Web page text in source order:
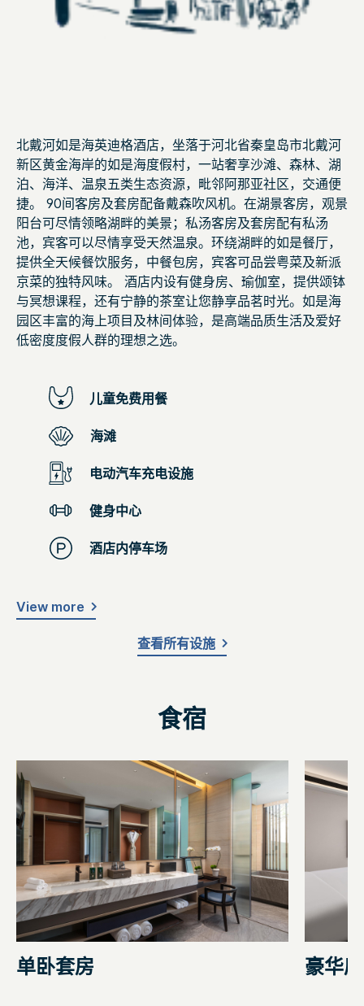
北戴河如是海英迪格酒店，坐落于河北省秦皇岛市北戴河
新区黄金海岸的如是海度假村，一站奢享沙滩、森林、湖
泊、海洋、温泉五类生态资源，毗邻阿那亚社区，交通便
捷。 90间客房及套房配备戴森吹风机。在湖景客房，观景
阳台可尽情领略湖畔的美景；私汤客房及套房配有私汤
池，宾客可以尽情享受天然温泉。环绕湖畔的如是餐厅，
提供全天候餐饮服务，中餐包房，宾客可品尝粤菜及新派
京菜的独特风味。 酒店内设有健身房、瑜伽室，提供颂钵
与冥想课程，还有宁静的茶室让您静享品茗时光。如是海
园区丰富的海上项目及林间体验，是高端品质生活及爱好
低密度度假人群的理想之选。
儿童免费用餐
海滩
电动汽车充电设施
健身中心
酒店内停车场
View more
查看所有设施
食宿
单卧套房 豪华